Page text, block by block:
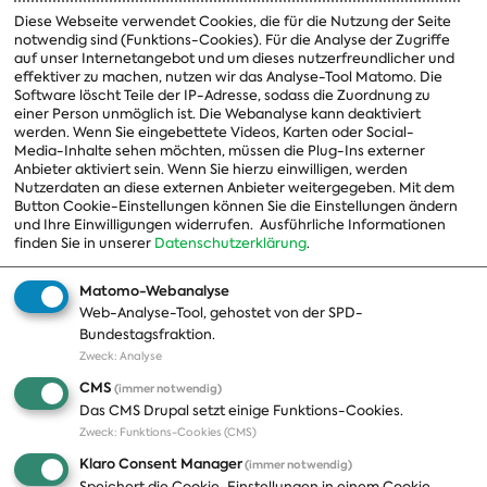
Vorsitzender
Vorstand
Arbeitsgruppen
Ausschussvorsitzende
Beauftragte
Landesgruppen
Organisation
Themen
Positionen
Publikationen
Presse
Fotos
Pressekontakt
Diese Webseite verwendet Cookies, die für die Nutzung der Seite
notwendig sind (Funktions-Cookies). Für die Analyse der Zugriffe
auf unser Internetangebot und um dieses nutzerfreundlicher und
effektiver zu machen, nutzen wir das Analyse-Tool Matomo. Die
Software löscht Teile der IP-Adresse, sodass die Zuordnung zu
einer Person unmöglich ist. Die Webanalyse kann deaktiviert
werden. Wenn Sie eingebettete Videos, Karten oder Social-
Media-Inhalte sehen möchten, müssen die Plug-Ins externer
Anbieter aktiviert sein. Wenn Sie hierzu einwilligen, werden
Nutzerdaten an diese externen Anbieter weitergegeben. Mit dem
Button Cookie-Einstellungen können Sie die Einstellungen ändern
und Ihre Einwilligungen widerrufen. Ausführliche Informationen
finden Sie in unserer Datenschutzerklärung.
Matomo-Webanalyse
Web-Analyse-Tool, gehostet von der SPD-
Bundestagsfraktion.
Zweck: Analyse
CMS (immer notwendig)
Das CMS Drupal setzt einige Funktions-Cookies.
Zweck: Funktions-Cookies (CMS)
Klaro Consent Manager(immer notwendig)